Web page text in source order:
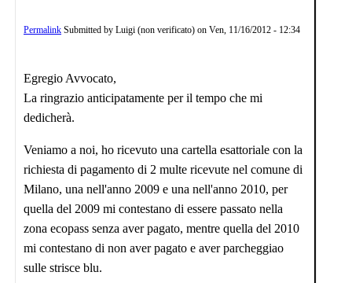
Permalink Submitted by Luigi (non verificato) on Ven, 11/16/2012 - 12:34
Egregio Avvocato,
La ringrazio anticipatamente per il tempo che mi
dedicherà.
Veniamo a noi, ho ricevuto una cartella esattoriale con la
richiesta di pagamento di 2 multe ricevute nel comune di
Milano, una nell'anno 2009 e una nell'anno 2010, per
quella del 2009 mi contestano di essere passato nella
zona ecopass senza aver pagato, mentre quella del 2010
mi contestano di non aver pagato e aver parcheggiao
sulle strisce blu.